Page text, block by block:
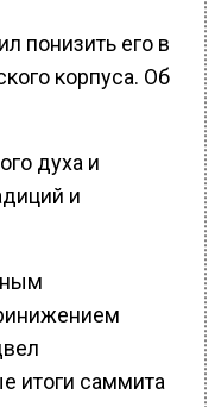
понизить его в
корпуса. Об
духа и
и